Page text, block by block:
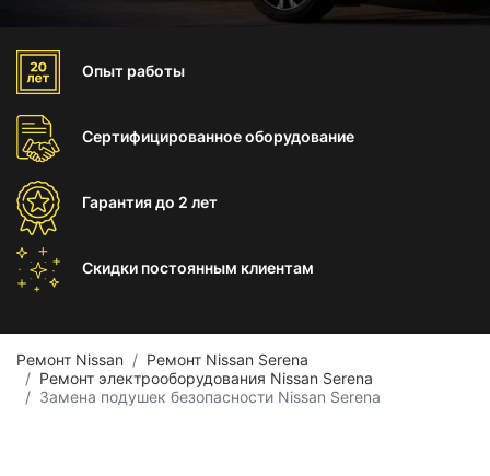
Опыт работы
Сертифицированноеоборудование
Гарантиядо 2 лет
Скидки постоянным клиентам
Ремонт Nissan
Ремонт Nissan Serena
Ремонт электрооборудования Nissan Serena
Замена подушек безопасности Nissan Serena